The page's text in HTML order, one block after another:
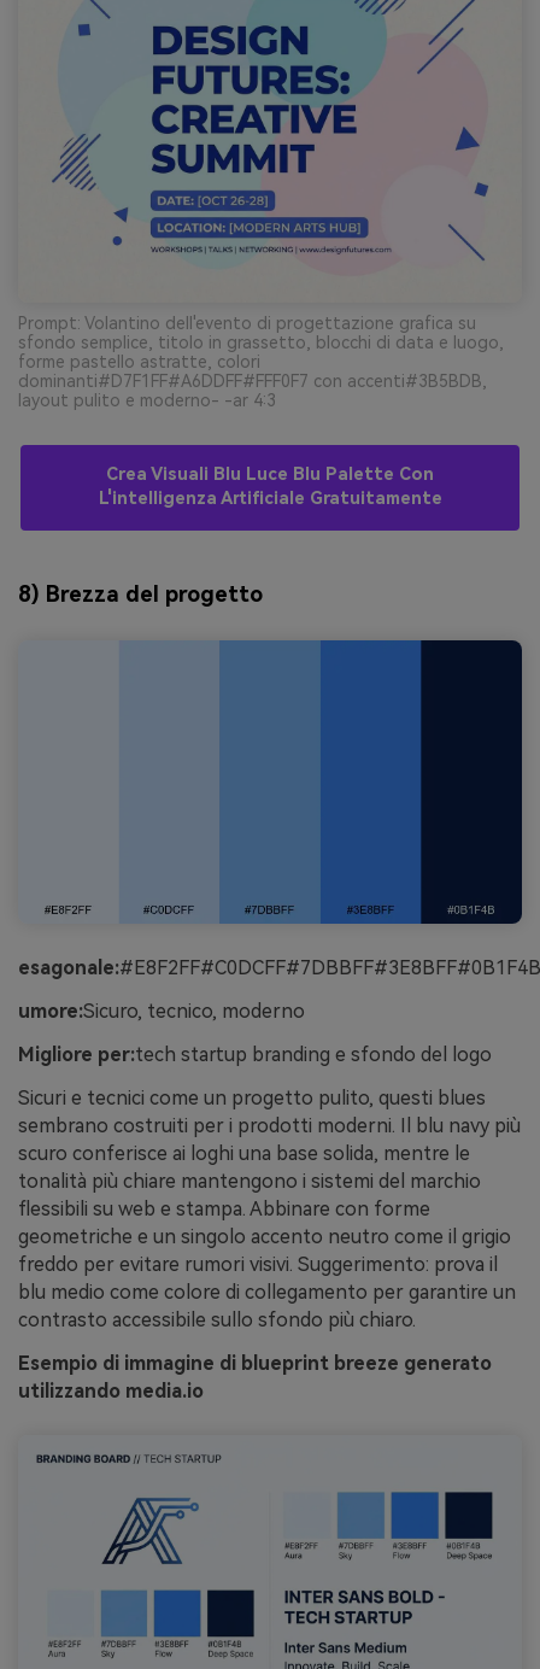
Prompt: Volantino dell'evento di progettazione grafica su
sfondo semplice, titolo in grassetto, blocchi di data e luogo,
forme pastello astratte, colori
dominanti#D7F1FF#A6DDFF#FFF0F7 con accenti#3B5BDB,
layout pulito e moderno- -ar 4:3
Crea Visuali Blu Luce Blu Palette Con
L'intelligenza Artificiale Gratuitamente
8) Brezza del progetto
esagonale:#E8F2FF#C0DCFF#7DBBFF#3E8BFF#0B1F4B
umore:Sicuro, tecnico, moderno
Migliore per:tech startup branding e sfondo del logo
Sicuri e tecnici come un progetto pulito, questi blues
sembrano costruiti per i prodotti moderni. Il blu navy più
scuro conferisce ai loghi una base solida, mentre le
tonalità più chiare mantengono i sistemi del marchio
flessibili su web e stampa. Abbinare con forme
geometriche e un singolo accento neutro come il grigio
freddo per evitare rumori visivi. Suggerimento: prova il
blu medio come colore di collegamento per garantire un
contrasto accessibile sullo sfondo più chiaro.
Esempio di immagine di blueprint breeze generato
utilizzando media.io